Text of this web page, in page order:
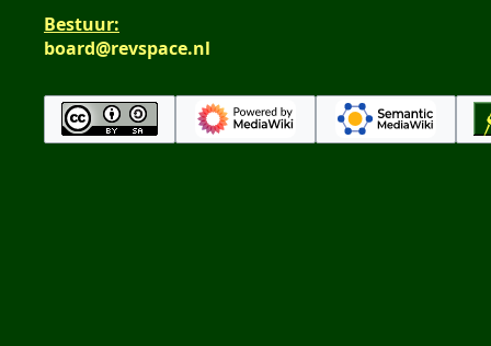
Bestuur:
board@revspace.nl